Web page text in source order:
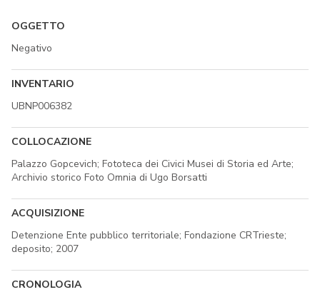
OGGETTO
Negativo
INVENTARIO
UBNP006382
COLLOCAZIONE
Palazzo Gopcevich; Fototeca dei Civici Musei di Storia ed Arte;
Archivio storico Foto Omnia di Ugo Borsatti
ACQUISIZIONE
Detenzione Ente pubblico territoriale; Fondazione CRTrieste;
deposito; 2007
CRONOLOGIA